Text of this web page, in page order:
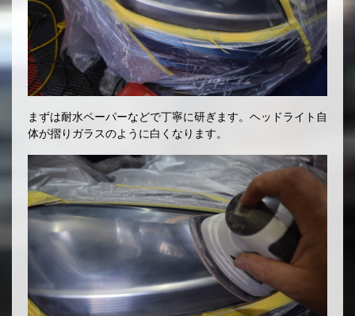
まずは耐水ペーパーなどで丁寧に研ぎます。ヘッドライト自
体が摺りガラスのように白くなります。